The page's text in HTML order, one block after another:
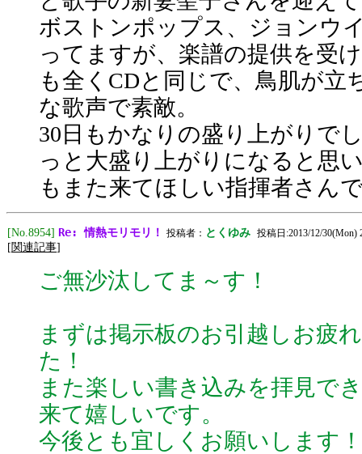
ボストンポップス、ジョンウ
ってますが、楽譜の提供を受
も全くCDと同じで、鳥肌が
な歌声で素敵。
30日もかなりの盛り上がりで
っと大盛り上がりになると思
もまた来てほしい指揮者さん
[No.8954] Re: 情熱モリモリ！ 投稿者： とくゆみ 投稿日:2013/12/30(Mon)
[関連記事]
ご無沙汰してま～す！
まずは掲示板のお引越しお疲
た！
また楽しい書き込みを拝見で
来て嬉しいです。
今後とも宜しくお願いします！